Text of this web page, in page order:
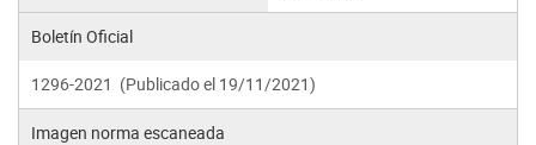
Boletín Oficial
1296-2021 (Publicado el 19/11/2021)
Imagen norma escaneada